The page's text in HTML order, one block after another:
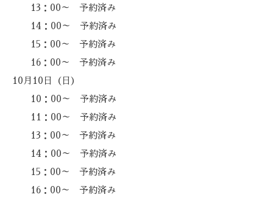
13：00～ 予約済み
14：00～ 予約済み
15：00～ 予約済み
16：00～ 予約済み
10月10日（日）
10：00～ 予約済み
11：00～ 予約済み
13：00～ 予約済み
14：00～ 予約済み
15：00～ 予約済み
16：00～ 予約済み